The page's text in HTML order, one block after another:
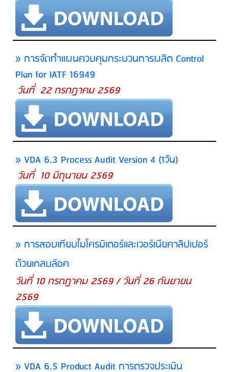
» การจัดทำแผนควบคุมกระบวนการผลิต Control
Plan for IATF 16949
วันที่ 22 กรกฎาคม 2569
» VDA 6.3 Process Audit Version 4 (1วัน)
วันที่ 10 มิถุนายน 2569
» การสอบเทียบไมโครมิเตอร์และเวอร์เนียคาลิปเปอร์
ด้วยเกลบล๊อค
วันที่ 10 กรกฎาคม 2569 / วันที่ 26 กันยายน
2569
» VDA 6.5 Product Audit การตรวจประเมิน